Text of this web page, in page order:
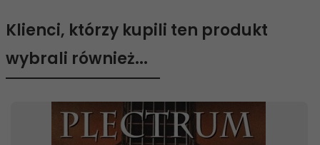
Klienci, którzy kupili ten produkt
wybrali również...